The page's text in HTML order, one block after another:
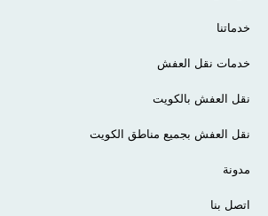
خدماتنا
خدمات نقل العفش
نقل العفش بالكويت
نقل العفش بجميع مناطق الكويت
مدونة
اتصل بنا